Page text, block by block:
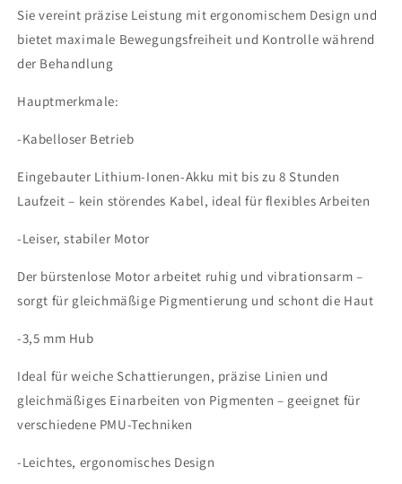
Sie vereint präzise Leistung mit ergonomischem Design und
bietet maximale Bewegungsfreiheit und Kontrolle während
der Behandlung
Hauptmerkmale:
-Kabelloser Betrieb
Eingebauter Lithium-Ionen-Akku mit bis zu 8 Stunden
Laufzeit – kein störendes Kabel, ideal für flexibles Arbeiten
-Leiser, stabiler Motor
Der bürstenlose Motor arbeitet ruhig und vibrationsarm –
sorgt für gleichmäßige Pigmentierung und schont die Haut
-3,5 mm Hub
Ideal für weiche Schattierungen, präzise Linien und
gleichmäßiges Einarbeiten von Pigmenten – geeignet für
verschiedene PMU-Techniken
-Leichtes, ergonomisches Design